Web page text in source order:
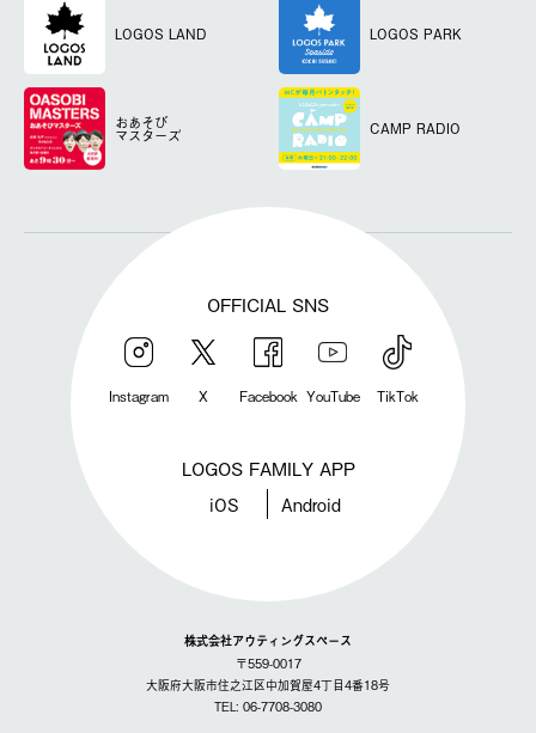
LOGOS LAND LOGOS PARK
おあそび
マスターズ CAMP RADIO
OFFICIAL SNS
Instagram X Facebook YouTube TikTok
LOGOS FAMILY APP
iOS Android
株式会社アウティングスペース
〒559-0017
大阪府大阪市住之江区中加賀屋4丁目4番18号
TEL: 06-7708-3080